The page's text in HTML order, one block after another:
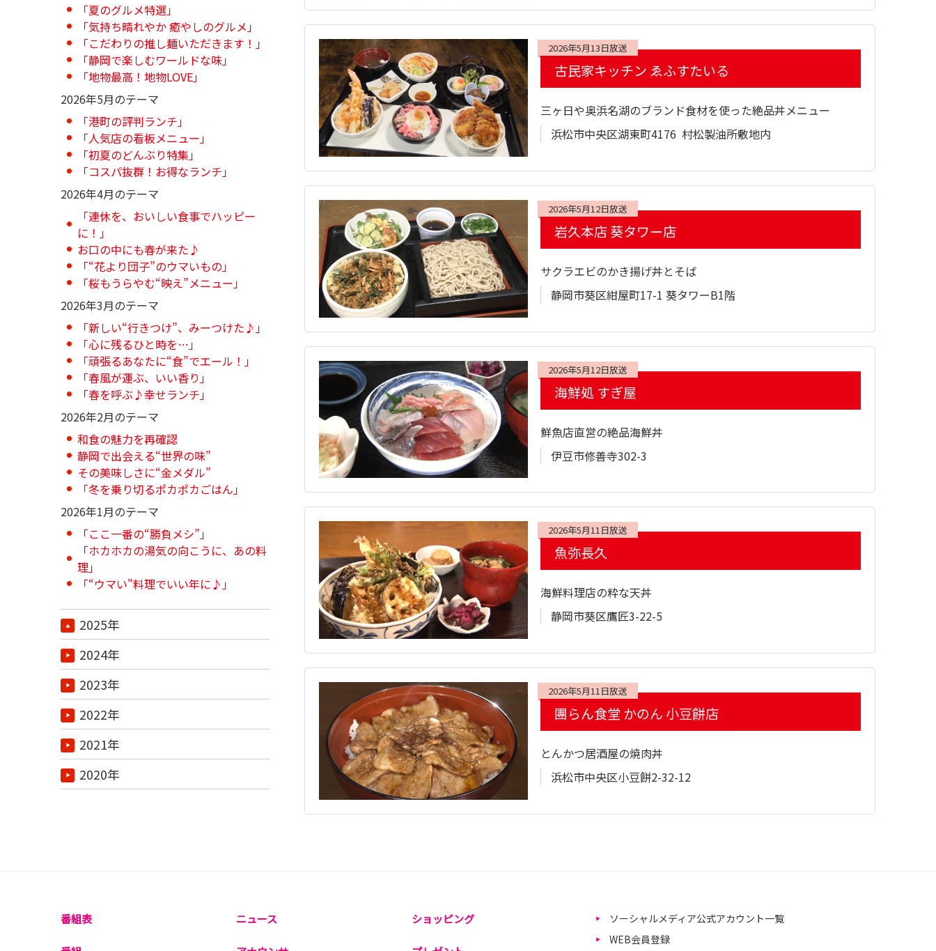
2026年5月13日放送
古民家キッチン ゑふすたいる
三ヶ日や奥浜名湖のブランド食材を使った絶品丼メニュー
浜松市中央区湖東町4176 村松製油所敷地内
2026年5月12日放送
岩久本店 葵タワー店
サクラエビのかき揚げ丼とそば
静岡市葵区紺屋町17-1 葵タワーB1階
2026年5月12日放送
海鮮処 すぎ屋
鮮魚店直営の絶品海鮮丼
伊豆市修善寺302-3
2026年5月11日放送
魚弥長久
海鮮料理店の粋な天丼
静岡市葵区鷹匠3-22-5
2026年5月11日放送
團らん食堂 かのん 小豆餅店
とんかつ居酒屋の焼肉丼
浜松市中央区小豆餅2-32-12
「夏のグルメ特選」
「気持ち晴れやか 癒やしのグルメ」
「こだわりの推し麺いただきます！」
「静岡で楽しむワールドな味」
「地物最高！地物LOVE」
2026年5月のテーマ
「港町の評判ランチ」
「人気店の看板メニュー」
「初夏のどんぶり特集」
「コスパ抜群！お得なランチ」
2026年4月のテーマ
「連休を、おいしい食事でハッピー
に！」
お口の中にも春が来た♪
「“花より団子”のウマいもの」
「桜もうらやむ“映え”メニュー」
2026年3月のテーマ
「新しい“行きつけ”、みーつけた♪」
「心に残るひと時を…」
「頑張るあなたに“食”でエール！」
「春風が運ぶ、いい香り」
「春を呼ぶ♪幸せランチ」
2026年2月のテーマ
和食の魅力を再確認
静岡で出会える“世界の味”
その美味しさに“金メダル”
「冬を乗り切るポカポカごはん」
2026年1月のテーマ
「ここ一番の“勝負メシ”」
「ホカホカの湯気の向こうに、あの料
理」
「“ウマい"料理でいい年に♪」
2025年
2024年
2023年
2022年
2021年
2020年
番組表 ニュース ショッピング
ソーシャルメディア公式アカウント一覧
WEB会員登録